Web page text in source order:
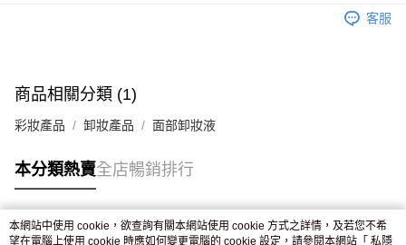
付款後門市自取，訂單確認後2-4個工作天到店，7天內取。逾期後
客服
商品相關分類 (1)
彩妝產品 卸妝產品 面部卸妝液
本分類熱賣全店暢銷排行
熱門標籤
本網站中使用 cookie，欲查詢有關本網站使用 cookie 方式之詳情，及若您不希
望在電腦上使用 cookie 時應如何變更電腦的 cookie 設定，請參閱本網站「 私隱